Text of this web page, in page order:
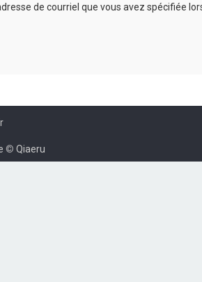
de courriel que vous avez spécifiée
© Qiaeru